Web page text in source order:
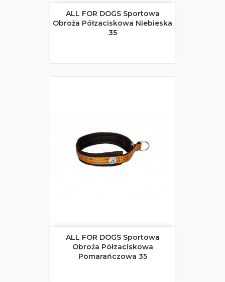
ALL FOR DOGS Sportowa
Obroża Półzaciskowa Niebieska
35
ALL FOR DOGS Sportowa
Obroża Półzaciskowa
Pomarańczowa 35